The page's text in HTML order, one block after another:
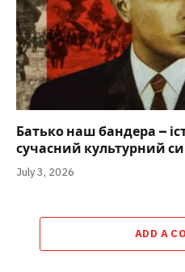
Батько наш бандера –
сучасний культурний
July 3, 2026
ADD A